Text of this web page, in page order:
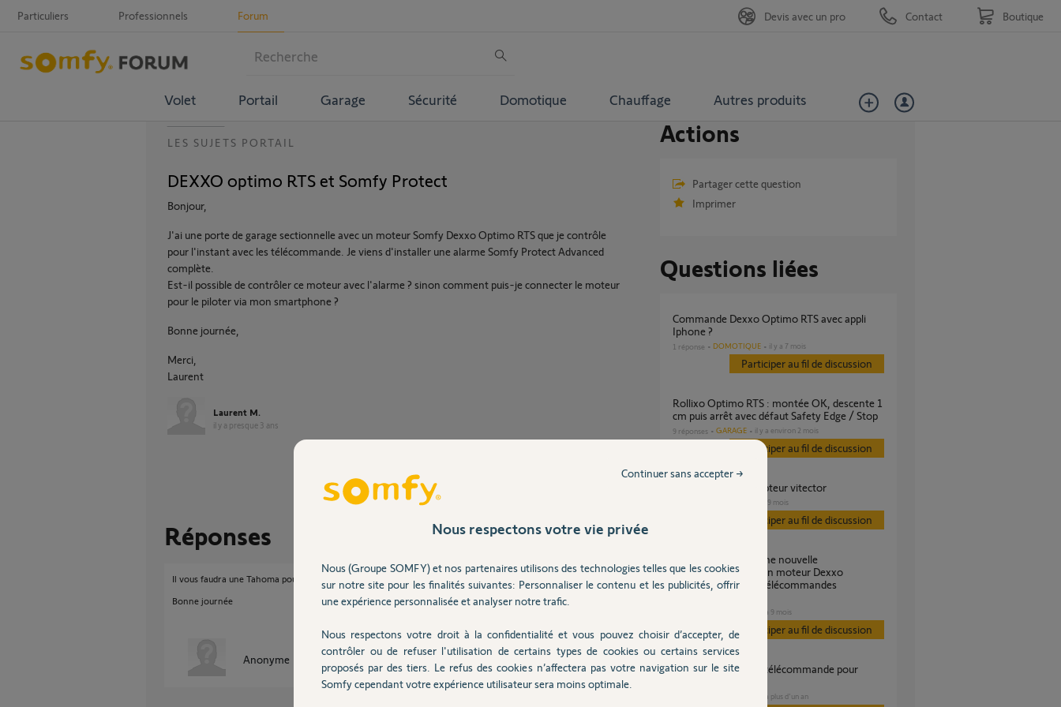
Particuliers Professionnels Forum
Volet Portail Garage Sécurité Domotique Chauffage Autres produits
Devis avec un pro Contact Boutique
LES SUJETS PORTAIL
DEXXO optimo RTS et Somfy Protect
Bonjour,
J'ai une porte de garage sectionnelle avec un moteur Somfy Dexxo Optimo RTS que je contrôle
pour l'instant avec les télécommande. Je viens d'installer une alarme Somfy Protect Advanced
complète.
Est-il possible de contrôler ce moteur avec l'alarme ? sinon comment puis-je connecter le moteur
pour le piloter via mon smartphone ?
Bonne journée,
Merci,
Laurent
Laurent M.
il y a presque 3 ans
Partager cette question
Participer au fil de discussion
Réponses
Il vous faudra une Tahoma pour associer le moteur à une alarme.
Bonne journée
Anonyme
Actions
Partager cette question
Imprimer
Questions liées
Commande Dexxo Optimo RTS avec appli
Iphone ?
1 réponse DOMOTIQUE il y a 7 mois
Participer au fil de discussion
Rollixo Optimo RTS : montée OK, descente 1
cm puis arrêt avec défaut Safety Edge / Stop
9 réponses GARAGE il y a environ 2 mois
Participer au fil de discussion
Dexxo optimo et capteur vitector
il y a 9 mois
Participer au fil de discussion
télécommande sur un moteur Dexxo
Optimo, toutes les télécommandes
il y a 9 mois
Participer au fil de discussion
Cherche Référence télécommande pour
il y a plus d'un an
Nous respectons votre vie privée
Nous (Groupe SOMFY) et nos partenaires utilisons des technologies telles que les cookies
sur notre site pour les finalités suivantes: Personnaliser le contenu et les publicités, offrir
une expérience personnalisée et analyser notre trafic.
Nous respectons votre droit à la confidentialité et vous pouvez choisir d’accepter, de
contrôler ou de refuser l'utilisation de certains types de cookies ou certains services
proposés par des tiers. Le refus des cookies n’affectera pas votre navigation sur le site
Somfy cependant votre expérience utilisateur sera moins optimale.
Continuer sans accepter →